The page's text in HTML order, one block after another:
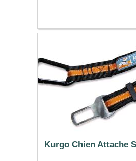
7.99 €
Kurgo Chien Attache